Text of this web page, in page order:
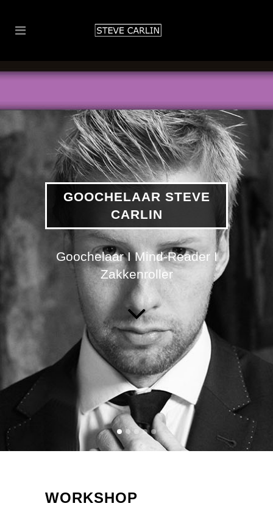
GOOCHELAAR STEVE
CARLIN
Goochelaar I Mind-Reader I
Zakkenroller
WORKSHOP